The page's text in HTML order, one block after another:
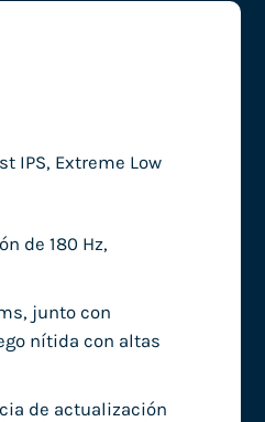
IPS, Extreme Low
de 180 Hz,
junto con
nítida con altas
de actualización